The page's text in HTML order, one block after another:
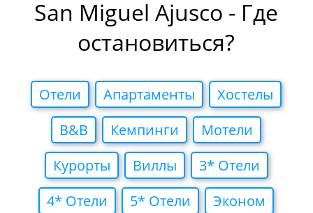
San Miguel Ajusco - Где
остановиться?
Отели Апартаменты
Хостелы
B&B
Кемпинги
Мотели
Курорты
Виллы
3* Отели
4* Отели
5* Отели Эконом